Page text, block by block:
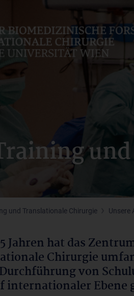
und Translationale Chirurgie Unsere
Jahren hat das
Chirurgie
von
internationaler Ebene